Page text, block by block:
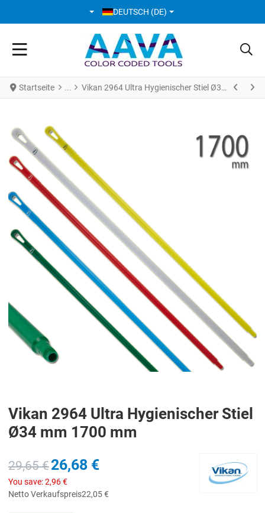
SPRACHE AUSWÄHLEN
DEUTSCH (DE)
Startseite Vikan 2964 Ultra Hygienischer Stiel Ø34 mm 1700 mm
Vikan 2964 Ultra Hygienischer Stiel
Ø34 mm 1700 mm
29,65 €26,68 €
You save:2,96 €
Netto Verkaufspreis22,05 €